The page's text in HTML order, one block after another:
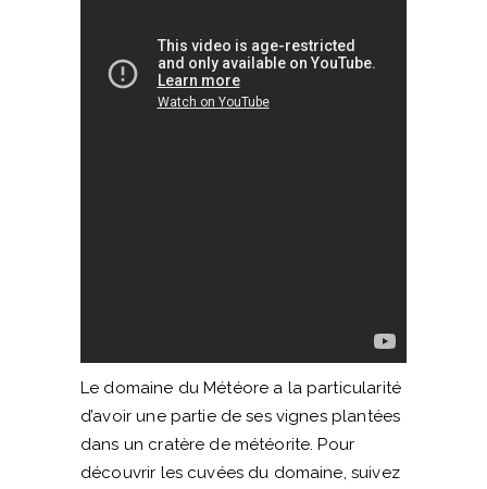
Le domaine du Météore a la particularité
d’avoir une partie de ses vignes plantées
dans un cratère de météorite. Pour
découvrir les cuvées du domaine, suivez